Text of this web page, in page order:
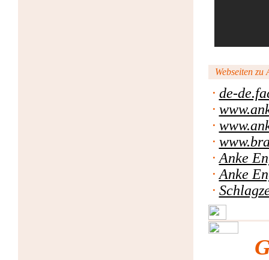
Webseiten
· de-
·
·
·
· Anke
· Anke
·